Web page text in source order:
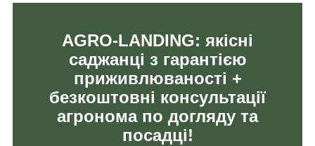
AGRO-LANDING: якісні
саджанці з гарантією
приживлюваності +
безкоштовні консультації
агронома по догляду та
посадці!